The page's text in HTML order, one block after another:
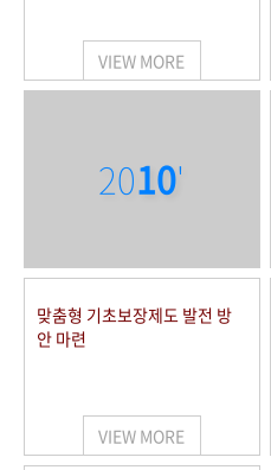
VIEW MORE
2010'
맞춤형 기초보장제도 발전 방
안 마련
VIEW MORE